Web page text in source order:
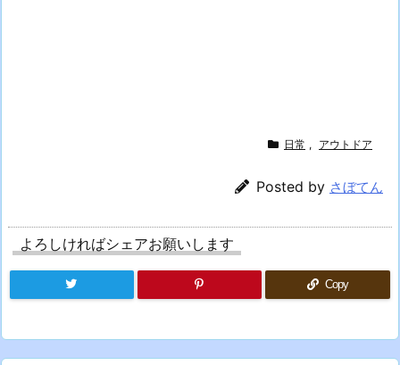
日常 , アウトドア
Posted by さぼてん
よろしければシェアお願いします
Copy